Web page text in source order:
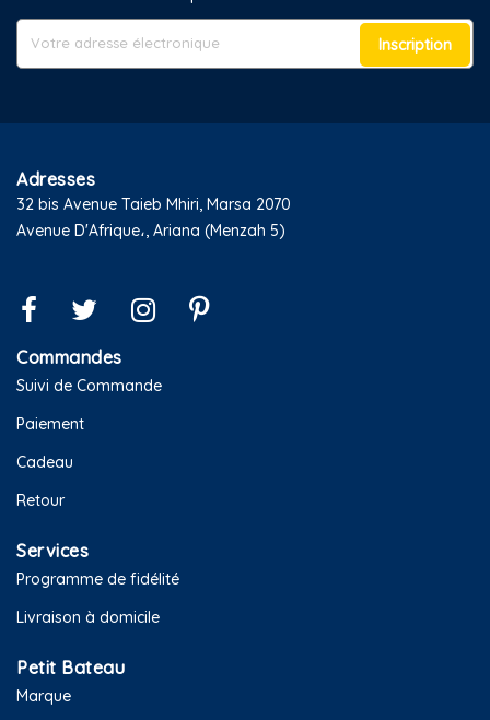
Inscription
Adresses
32 bis Avenue Taieb Mhiri, Marsa 2070
Avenue D'Afrique،, Ariana (Menzah 5)
Commandes
Suivi de Commande
Paiement
Cadeau
Retour
Services
Programme de fidélité
Livraison à domicile
Petit Bateau
Marque